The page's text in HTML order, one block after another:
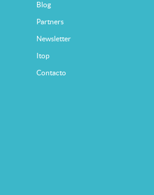
Blog
Partners
Newsletter
Itop
Contacto